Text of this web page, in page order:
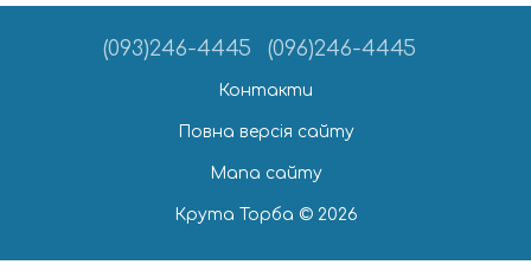
(093)246-4445 (096)246-4445
Контакти
Повна версія сайту
Мапа сайту
Крута Торба © 2026